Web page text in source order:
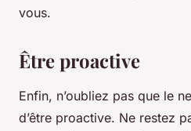
vous.
Être proactive
Enfin, n’oubliez pas que le
d’être proactive. Ne restez